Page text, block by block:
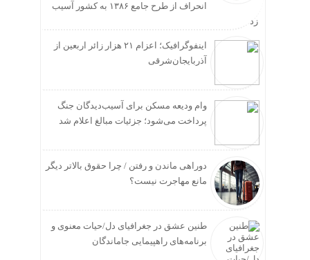
انحراف از طرح جامع ۱۳۸۶ به کشور آسیب
زد
اینفوگرافیک؛ اعزام ۲۱ هزار زائر اربعین از
آذربایجان‌شرقی
وام ودیعه مسکن برای آسیب‌دیدگان جنگ
پرداخت می‌شود؛ جزئیات مبالغ اعلام شد
دوراهی ماندن و رفتن / چرا حقوق بالاتر دیگر
مانع مهاجرت نیست؟
طنین عشق در جغرافیای دل/حیات معنوی و
برنامه‌های راهپیمایی جاماندگان